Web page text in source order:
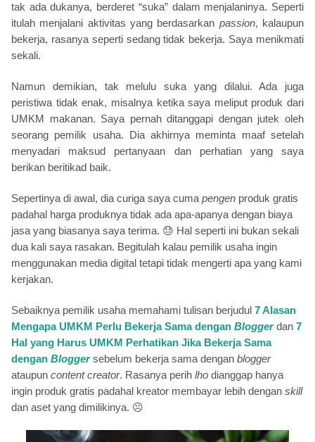
tak ada dukanya, berderet “suka” dalam menjalaninya. Seperti
itulah menjalani aktivitas yang berdasarkan passion, kalaupun
bekerja, rasanya seperti sedang tidak bekerja. Saya menikmati
sekali.
Namun demikian, tak melulu suka yang dilalui. Ada juga
peristiwa tidak enak, misalnya ketika saya meliput produk dari
UMKM makanan. Saya pernah ditanggapi dengan jutek oleh
seorang pemilik usaha. Dia akhirnya meminta maaf setelah
menyadari maksud pertanyaan dan perhatian yang saya
berikan beritikad baik.
Sepertinya di awal, dia curiga saya cuma pengen produk gratis
padahal harga produknya tidak ada apa-apanya dengan biaya
jasa yang biasanya saya terima. 😓 Hal seperti ini bukan sekali
dua kali saya rasakan. Begitulah kalau pemilik usaha ingin
menggunakan media digital tetapi tidak mengerti apa yang kami
kerjakan.
Sebaiknya pemilik usaha memahami tulisan berjudul 7 Alasan
Mengapa UMKM Perlu Bekerja Sama dengan Bloggerdan 7
Hal yang Harus UMKM Perhatikan Jika Bekerja Sama
dengan Blogger sebelum bekerja sama dengan blogger
ataupun content creator. Rasanya perih lho dianggap hanya
ingin produk gratis padahal kreator membayar lebih dengan skill
dan aset yang dimilikinya. ☹